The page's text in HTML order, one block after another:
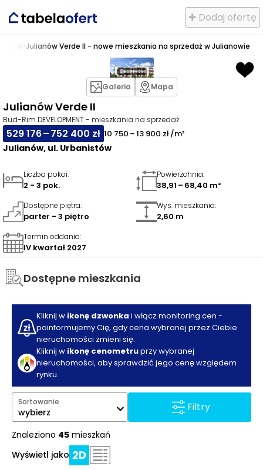
✚ Dodaj ofertę
>Julianów Verde II - nowe mieszkania na sprzedaż w Julianowie
Julianów Verde II
Bud-Rim DEVELOPMENT - mieszkania na sprzedaż
529 176 – 752 400 zł 10 750 – 13 900 zł /m²
Julianów, ul. Urbanistów
Galeria Mapa
Liczba pokoi:
2 - 3 pok.
Powierzchnia:
38,91 – 68,40 m²
Dostępne piętra:
parter - 3 piętro
Wys. mieszkania:
2,60 m
Termin oddania:
IV kwartał 2027
Dostępne mieszkania
Kliknij w ikonę dzwonka i włącz monitoring cen -
poinformujemy Cię, gdy cena wybranej przez Ciebie
nieruchomości zmieni się.
Kliknij w ikonę cenometruprzy wybranej
nieruchomości, aby sprawdzić jego cenę względem
rynku.
Filtry
Sortowanie
wybierz
Znaleziono 45 mieszkań
Wyświetl jako